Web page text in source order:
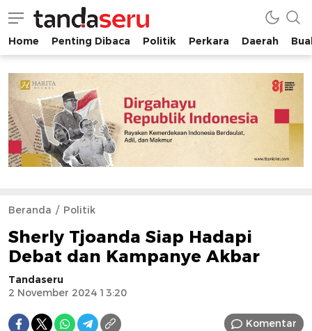
tandaseru.com | Penting Dibaca
tandaseru.com
Home Penting Dibaca Politik Perkara Daerah
Beranda Politik
Sherly Tjoanda Siap Hadapi
Debat dan Kampanye Akbar
Tandaseru
2 November 2024 13:20
Komentar